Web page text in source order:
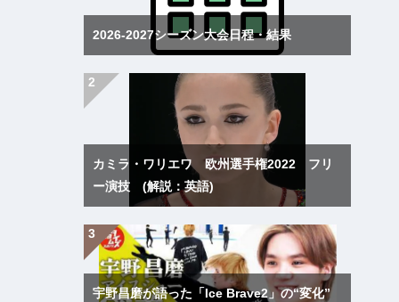
2026-2027シーズン大会日程・結果
カミラ・ワリエワ 欧州選手権2022 フリ
ー演技 (解説：英語)
宇野昌磨が語った「Ice Brave2」の“変化”